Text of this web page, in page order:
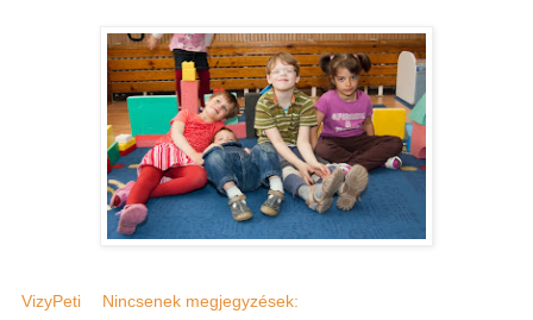
VizyPeti Nincsenek megjegyzések: